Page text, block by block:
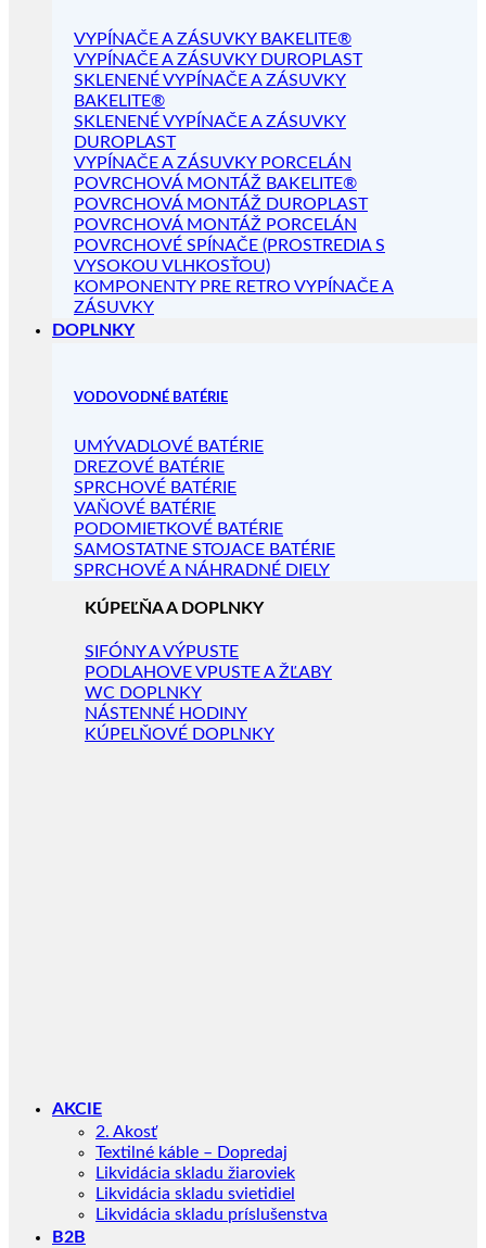
VYPÍNAČE A ZÁSUVKY BAKELITE®
VYPÍNAČE A ZÁSUVKY DUROPLAST
SKLENENÉ VYPÍNAČE A ZÁSUVKY
BAKELITE®
SKLENENÉ VYPÍNAČE A ZÁSUVKY
DUROPLAST
VYPÍNAČE A ZÁSUVKY PORCELÁN
POVRCHOVÁ MONTÁŽ BAKELITE®
POVRCHOVÁ MONTÁŽ DUROPLAST
POVRCHOVÁ MONTÁŽ PORCELÁN
POVRCHOVÉ SPÍNAČE (PROSTREDIA S
VYSOKOU VLHKOSŤOU)
KOMPONENTY PRE RETRO VYPÍNAČE A
ZÁSUVKY
DOPLNKY
VODOVODNÉ BATÉRIE
UMÝVADLOVÉ BATÉRIE
DREZOVÉ BATÉRIE
SPRCHOVÉ BATÉRIE
VAŇOVÉ BATÉRIE
PODOMIETKOVÉ BATÉRIE
SAMOSTATNE STOJACE BATÉRIE
SPRCHOVÉ A NÁHRADNÉ DIELY
KÚPEĽŇA A DOPLNKY
SIFÓNY A VÝPUSTE
PODLAHOVE VPUSTE A ŽĽABY
WC DOPLNKY
NÁSTENNÉ HODINY
KÚPELŇOVÉ DOPLNKY
AKCIE
2. Akosť
Textilné káble – Dopredaj
Likvidácia skladu žiaroviek
Likvidácia skladu svietidiel
Likvidácia skladu príslušenstva
B2B